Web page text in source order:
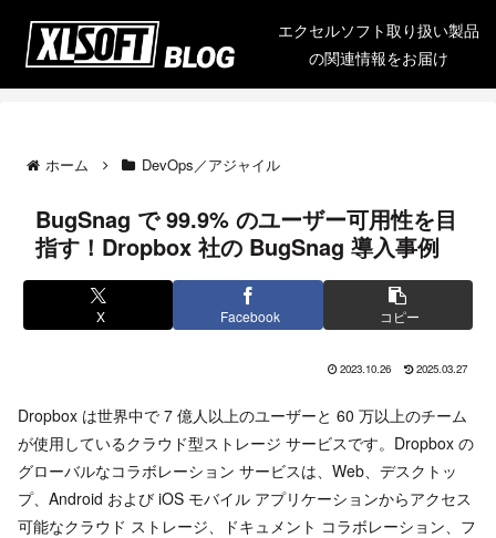
エクセルソフト取り扱い製品
の関連情報をお届け
ホーム DevOps／アジャイル
BugSnag で 99.9% のユーザー可用性を目
指す！Dropbox 社の BugSnag 導入事例
X Facebook コピー
2023.10.26 2025.03.27
Dropbox は世界中で 7 億人以上のユーザーと 60 万以上のチーム
が使用しているクラウド型ストレージ サービスです。Dropbox の
グローバルなコラボレーション サービスは、Web、デスクトッ
プ、Android および iOS モバイル アプリケーションからアクセス
可能なクラウド ストレージ、ドキュメント コラボレーション、フ